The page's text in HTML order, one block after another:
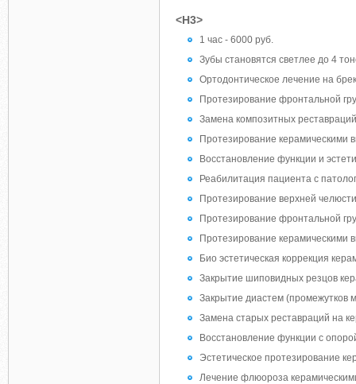
<H3>
1 час - 6000 руб.
Зубы становятся светлее до 4
Ортодонтическое лечение на
Протезирование фронтальной
Замена композитных
Протезирование
Восстановление функции и
Реабилитация пациента с
Протезирование верхней
Протезирование фронтальной
Протезирование керамическими
Био эстетическая коррекция
Закрытие шиповидных резцов
Закрытие диастем (промежутков
Замена старых реставраций на
Восстановление функции с
Эстетическое протезирование
Лечение флюороза